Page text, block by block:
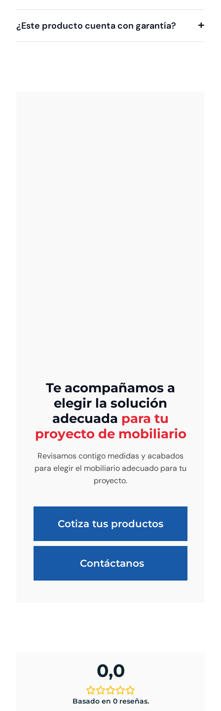
¿Este producto cuenta con garantía?
Te acompañamos a
elegir la solución
adecuada para tu
proyecto de mobiliario
Revisamos contigo medidas y acabados
para elegir el mobiliario adecuado para tu
proyecto.
Cotiza tus productos
Contáctanos
0,0
Basado en 0 reseñas.